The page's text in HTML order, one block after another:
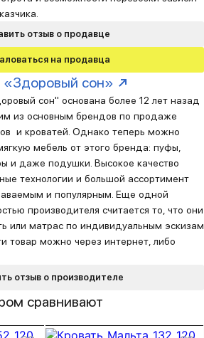
отзыв о продавце
на продавца
сон»
отзыв о производителе
сон" основана более 12 лет назад
из основным брендов по продаже
и кроватей. Однако теперь можно
мебель от этого бренда: пуфы,
и даже подушки. Высокое качество
технологии и большой ассортимент
и популярным. Еще одной
производителя считается то, что они
или матрас по индивидуальным эскизам
товар можно через интернет, либо
сравнивают